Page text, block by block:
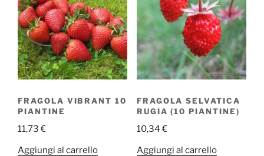
FRAGOLA VIBRANT 10
PIANTINE
11,73€
Aggiungi al carrello
FRAGOLA SELVATICA
RUGIA (10 PIANTINE)
10,34€
Aggiungi al carrello